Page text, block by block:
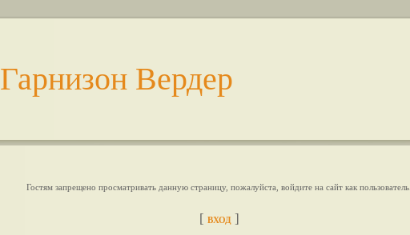
Гарнизон Вердер
Гостям запрещено просматривать данную страницу, пожалуйста, войдите на сайт как пользователь.
[ ВХОД]